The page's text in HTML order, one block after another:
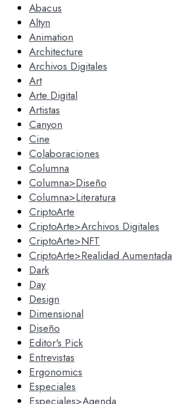
Abacus
Altyn
Animation
Architecture
Archivos Digitales
Art
Arte Digital
Artistas
Canyon
Cine
Colaboraciones
Columna
Columna>Diseño
Columna>Literatura
CriptoArte
CriptoArte>Archivos Digitales
CriptoArte>NFT
CriptoArte>Realidad Aumentada
Dark
Day
Design
Dimensional
Diseño
Editor's Pick
Entrevistas
Ergonomics
Especiales
Especiales>Agenda